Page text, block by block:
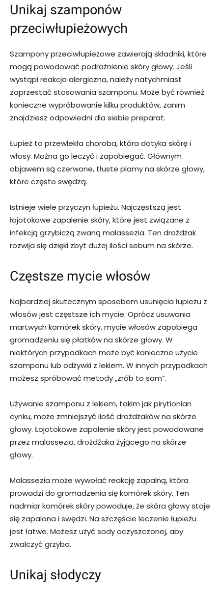
Unikaj szamponów
przeciwłupieżowych
Szampony przeciwłupieżowe zawierają składniki, które
mogą powodować podrażnienie skóry głowy. Jeśli
wystąpi reakcja alergiczna, należy natychmiast
zaprzestać stosowania szamponu. Może być również
konieczne wypróbowanie kilku produktów, zanim
znajdziesz odpowiedni dla siebie preparat.
Łupież to przewlekła choroba, która dotyka skórę i
włosy. Można go leczyć i zapobiegać. Głównym
objawem są czerwone, tłuste plamy na skórze głowy,
które często swędzą.
Istnieje wiele przyczyn łupieżu. Najczęstszą jest
łojotokowe zapalenie skóry, które jest związane z
infekcją grzybiczą zwaną malassezia. Ten drożdżak
rozwija się dzięki zbyt dużej ilości sebum na skórze.
Częstsze mycie włosów
Najbardziej skutecznym sposobem usunięcia łupieżu z
włosów jest częstsze ich mycie. Oprócz usuwania
martwych komórek skóry, mycie włosów zapobiega
gromadzeniu się płatków na skórze głowy. W
niektórych przypadkach może być konieczne użycie
szamponu lub odżywki z lekiem. W innych przypadkach
możesz spróbować metody „zrób to sam”.
Używanie szamponu z lekiem, takim jak pirytionian
cynku, może zmniejszyć ilość drożdżaków na skórze
głowy. Łojotokowe zapalenie skóry jest powodowane
przez malassezia, drożdżaka żyjącego na skórze
głowy.
Malassezia może wywołać reakcję zapalną, która
prowadzi do gromadzenia się komórek skóry. Ten
nadmiar komórek skóry powoduje, że skóra głowy staje
się zapalona i swędzi. Na szczęście leczenie łupieżu
jest łatwe. Możesz użyć sody oczyszczonej, aby
zwalczyć grzyba.
Unikaj słodyczy